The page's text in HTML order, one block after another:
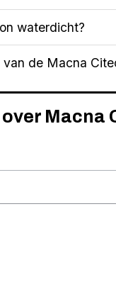
waterdicht?
de Macna
Macna